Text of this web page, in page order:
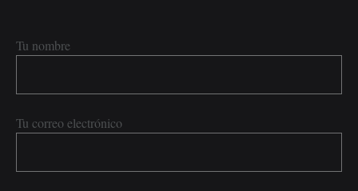
Tu nombre
Tu correo electrónico